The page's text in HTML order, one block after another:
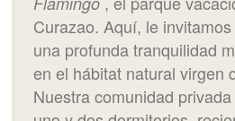
Curazao. Aquí, le
una profunda tranquilidad
en el hábitat natural virgen
Nuestra comunidad